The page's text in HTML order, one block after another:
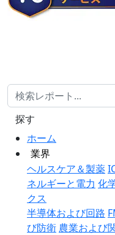
ホーム
業界
ヘルスケア＆製薬
ネルギーと電力 化
クス
半導体および回路
び防衛 農業および
探す